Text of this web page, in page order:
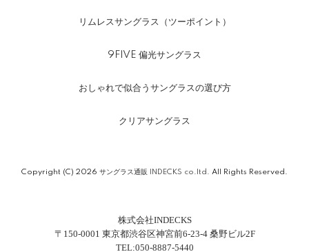
リムレスサングラス（ツーポイント）
9FIVE 偏光サングラス
おしゃれで似合うサングラスの選び方
クリアサングラス
株式会社INDECKS
〒150-0001 東京都渋谷区神宮前6-23-4 桑野ビル2F
TEL:050-8887-5440
Copyright (C) 2026 サングラス通販 INDECKS co.ltd. All Rights Reserved.